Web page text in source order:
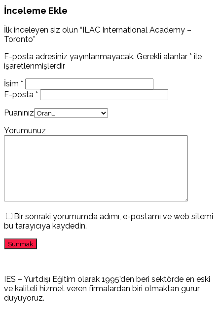
İnceleme Ekle
İlk inceleyen siz olun “ILAC International Academy –
Toronto”
E-posta adresiniz yayınlanmayacak. Gerekli alanlar * ile
işaretlenmişlerdir
İsim *
E-posta *
Puanınız
Yorumunuz
Bir sonraki yorumumda adımı, e-postamı ve web sitemi
bu tarayıcıya kaydedin.
IES – Yurtdışı Eğitim olarak 1995’den beri sektörde en eski
ve kaliteli hizmet veren firmalardan biri olmaktan gurur
duyuyoruz.